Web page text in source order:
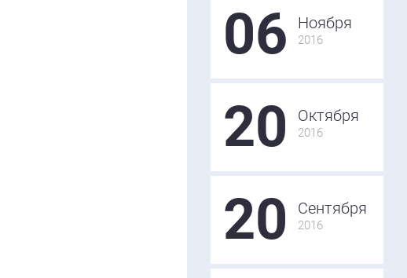
06 Ноября
2016
20 Октября
2016
20 Сентября
2016